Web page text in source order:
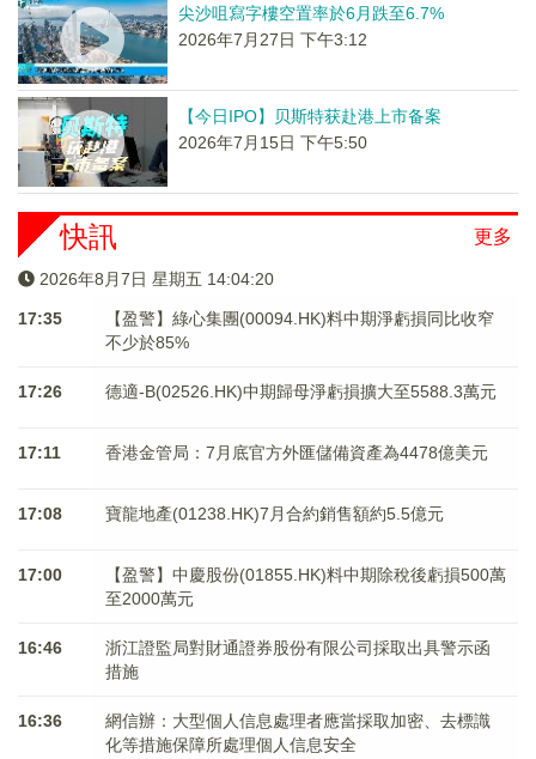
尖沙咀寫字樓空置率於6月跌至6.7%
2026年7月27日 下午3:12
【今日IPO】贝斯特获赴港上市备案
2026年7月15日 下午5:50
更多
快訊
2026年8月7日 星期五 14:04:20
17:35
【盈警】綠心集團(00094.HK)料中期淨虧損同比收窄
不少於85%
17:26 德適-B(02526.HK)中期歸母淨虧損擴大至5588.3萬元
17:11 香港金管局：7月底官方外匯儲備資產為4478億美元
17:08 寶龍地產(01238.HK)7月合約銷售額約5.5億元
17:00
【盈警】中慶股份(01855.HK)料中期除稅後虧損500萬
至2000萬元
16:46
浙江證監局對財通證券股份有限公司採取出具警示函
措施
16:36
網信辦：大型個人信息處理者應當採取加密、去標識
化等措施保障所處理個人信息安全